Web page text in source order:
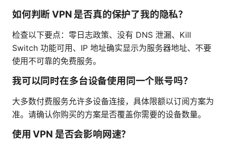
如何判断 VPN 是否真的保护了我的隐私？
检查以下要点：零日志政策、没有 DNS 泄漏、Kill
Switch 功能可用、IP 地址确实显示为服务器地址、不要
使用不可靠的免费服务。
我可以同时在多台设备使用同一个账号吗？
大多数付费服务允许多设备连接，具体限额以订阅方案为
准。请确认你购买的方案是否覆盖你需要的设备数量。
使用 VPN 是否会影响网速？